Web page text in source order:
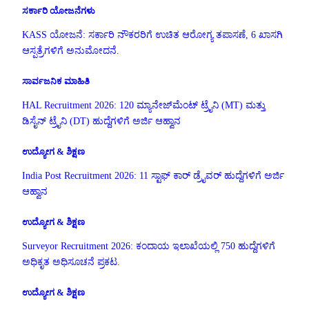
ಸರ್ಕಾರಿ ಯೋಜನೆಗಳು
KASS ಯೋಜನೆ: ಸರ್ಕಾರಿ ನೌಕರರಿಗೆ ಉಚಿತ ಆರೋಗ್ಯ ತಪಾಸಣೆ, 6 ಖಾಸಗಿ
ಆಸ್ಪತ್ರೆಗಳಿಗೆ ಅನುಮೋದನೆ.
ಸಾರ್ವಜನಿಕ ಮಾಹಿತಿ
HAL Recruitment 2026: 120 ಮ್ಯಾನೇಜ್‌ಮೆಂಟ್ ಟ್ರೈನಿ (MT) ಮತ್ತು
ಡಿಸೈನ್ ಟ್ರೈನಿ (DT) ಹುದ್ದೆಗಳಿಗೆ ಅರ್ಜಿ ಆಹ್ವಾನ
ಉದ್ಯೋಗ & ಶಿಕ್ಷಣ
India Post Recruitment 2026: 11 ಸ್ಟಾಫ್ ಕಾರ್ ಡ್ರೈವರ್ ಹುದ್ದೆಗಳಿಗೆ ಅರ್ಜಿ
ಆಹ್ವಾನ
ಉದ್ಯೋಗ & ಶಿಕ್ಷಣ
Surveyor Recruitment 2026: ಕಂದಾಯ ಇಲಾಖೆಯಲ್ಲಿ 750 ಹುದ್ದೆಗಳಿಗೆ
ಅಧಿಕೃತ ಅಧಿಸೂಚನೆ ಪ್ರಕಟ.
ಉದ್ಯೋಗ & ಶಿಕ್ಷಣ